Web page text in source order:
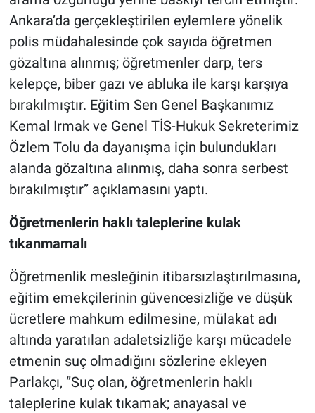
Ankara’da gerçekleştirilen eylemlere yönelik
polis müdahalesinde çok sayıda öğretmen
gözaltına alınmış; öğretmenler darp, ters
kelepçe, biber gazı ve abluka ile karşı karşıya
bırakılmıştır. Eğitim Sen Genel Başkanımız
Kemal Irmak ve Genel TİS-Hukuk Sekreterimiz
Özlem Tolu da dayanışma için bulundukları
alanda gözaltına alınmış, daha sonra serbest
bırakılmıştır’’ açıklamasını yaptı.
Öğretmenlerin haklı taleplerine kulak
tıkanmamalı
Öğretmenlik mesleğinin itibarsızlaştırılmasına,
eğitim emekçilerinin güvencesizliğe ve düşük
ücretlere mahkum edilmesine, mülakat adı
altında yaratılan adaletsizliğe karşı mücadele
etmenin suç olmadığını sözlerine ekleyen
Parlakçı, ‘’Suç olan, öğretmenlerin haklı
taleplerine kulak tıkamak; anayasal ve